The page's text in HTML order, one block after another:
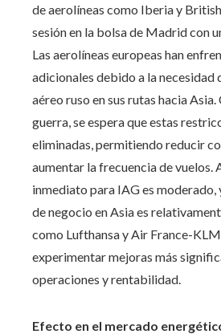
de aerolíneas como Iberia y
sesión en la bolsa de Madrid con
Las aerolíneas europeas han
adicionales debido a la necesidad
aéreo ruso en sus rutas hacia Asia.
guerra, se espera que estas
eliminadas, permitiendo reducir
aumentar la frecuencia de vuelos.
inmediato para IAG es moderado,
de negocio en Asia es
como Lufthansa y Air France-
experimentar mejoras más
operaciones y rentabilidad.
Efecto en el mercado